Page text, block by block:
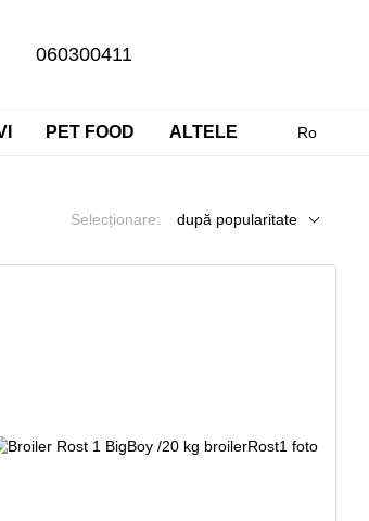
060300411
PET FOOD ALTELE Ro
Selecționare: după popularitate